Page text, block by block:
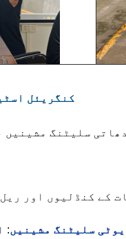
کنگریئل
سلیٹنگ
کے کنڈلیوں اور
سلیٹنگ مشینیں: